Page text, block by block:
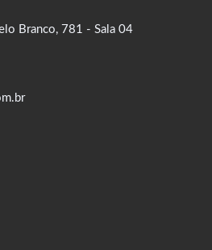
Branco, 781 - Sala 04